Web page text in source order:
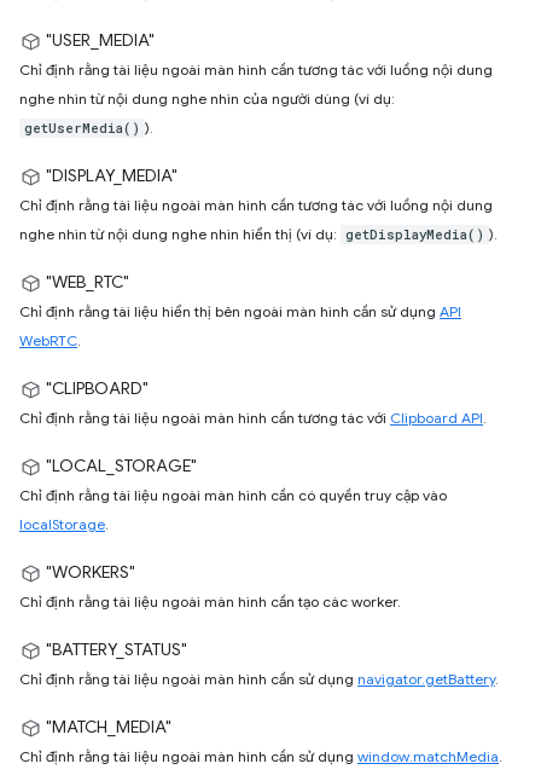
"USER_MEDIA"
Chỉ định rằng tài liệu ngoài màn hình cần tương tác với luồng nội dung
nghe nhìn từ nội dung nghe nhìn của người dùng (ví dụ:
getUserMedia() ).
"DISPLAY_MEDIA"
Chỉ định rằng tài liệu ngoài màn hình cần tương tác với luồng nội dung
nghe nhìn từ nội dung nghe nhìn hiển thị (ví dụ: getDisplayMedia() ).
"WEB_RTC"
Chỉ định rằng tài liệu hiển thị bên ngoài màn hình cần sử dụng API
WebRTC.
"CLIPBOARD"
Chỉ định rằng tài liệu ngoài màn hình cần tương tác với Clipboard API.
"LOCAL_STORAGE"
Chỉ định rằng tài liệu ngoài màn hình cần có quyền truy cập vào
localStorage.
"WORKERS"
Chỉ định rằng tài liệu ngoài màn hình cần tạo các worker.
"BATTERY_STATUS"
Chỉ định rằng tài liệu ngoài màn hình cần sử dụng navigator.getBattery.
"MATCH_MEDIA"
Chỉ định rằng tài liệu ngoài màn hình cần sử dụng window.matchMedia.